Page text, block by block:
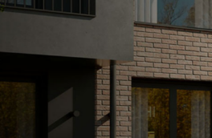
Metro istasyonuna 2 – 3 dk
mesafesindedir. E5 e ikinci
içerisinde, 3778 m² inşaat
Binanın tabela değeri
Zemin ve 7 normal kat, bir